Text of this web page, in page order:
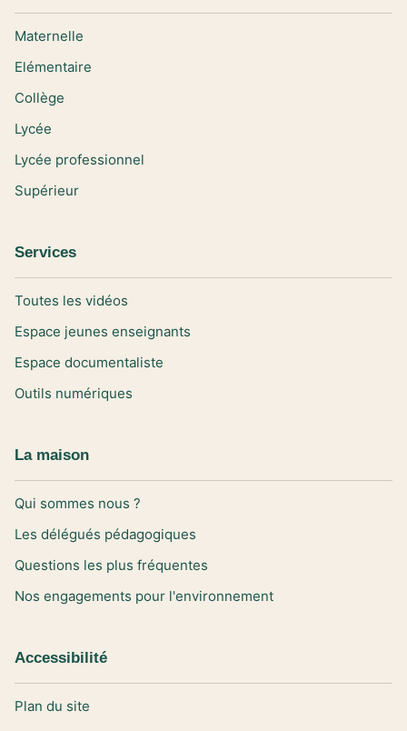
Maternelle
Elémentaire
Collège
Lycée
Lycée professionnel
Supérieur
Services
Toutes les vidéos
Espace jeunes enseignants
Espace documentaliste
Outils numériques
La maison
Qui sommes nous ?
Les délégués pédagogiques
Questions les plus fréquentes
Nos engagements pour l'environnement
Accessibilité
Plan du site